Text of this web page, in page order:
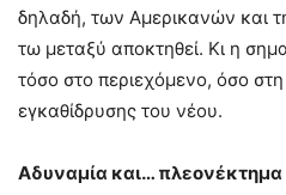
δηλαδή, των Αμερικανών και
τω μεταξύ αποκτηθεί. Κι η
τόσο στο περιεχόμενο, όσο
εγκαθίδρυσης του νέου.
Αδυναμία και… πλεονέκτημα